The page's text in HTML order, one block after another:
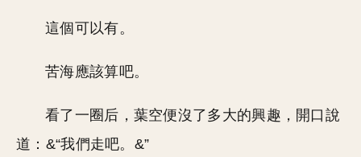
這個可以有。
苦海應該算吧。
看了一圈后，葉空便沒了多大的興趣，開口說
道：&“我們走吧。&”